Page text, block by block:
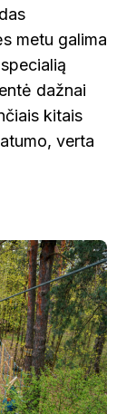
metu galima
dažnai
kitais
verta